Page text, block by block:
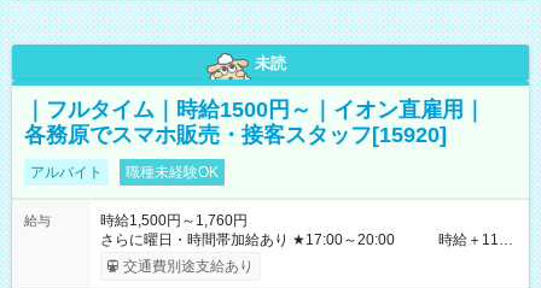
未読
｜フルタイム｜時給1500円～｜イオン直雇用｜
各務原でスマホ販売・接客スタッフ[15920]
アルバイト 職種未経験OK
給与
時給1,500円～1,760円
さらに曜日・時間帯加給あり ★17:00～20:00 時給＋110
円 ★20:00～ 時給＋160円 ☆日曜日・祝日は終日時
給＋100円UP ※学生の方は時給が異なります。 ※学生アルバイ
交通費別途支給あり